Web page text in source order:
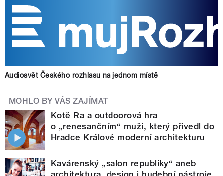
Audiosvět Českého rozhlasu na jednom místě
MOHLO BY VÁS ZAJÍMAT
Kotě Ra a outdoorová hra
o „renesančním“ muži, který přivedl do
Hradce Králové moderní architekturu
Kavárenský „salon republiky“ aneb
architektura, design i hudební nástroje